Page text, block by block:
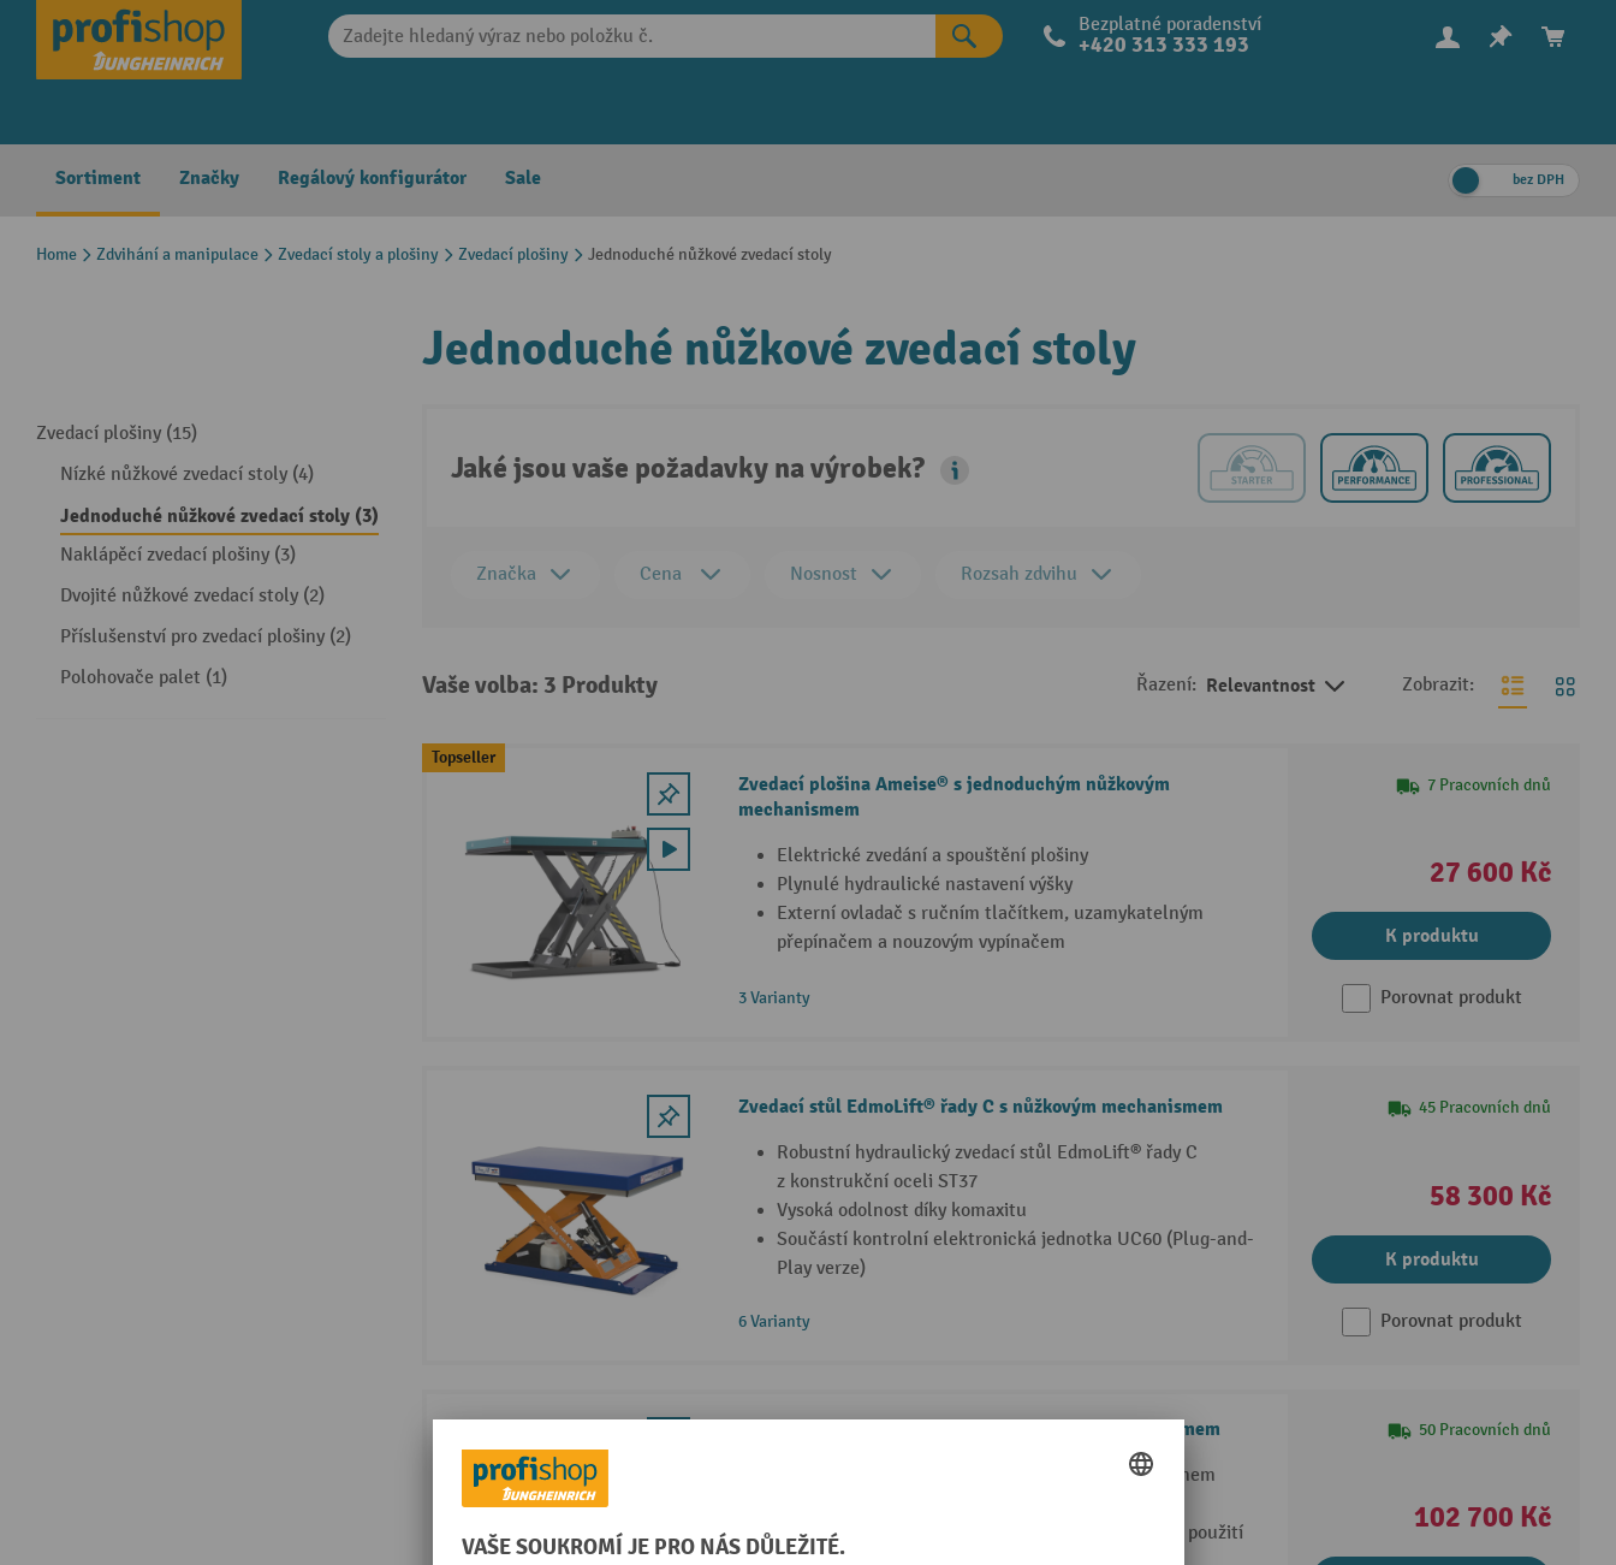
Skip to main navigation Bezplatné poradenství
+420 313 333 193
Sortiment Značky Regálový konfigurátor Sale bez DPH
Home Zdvihání a manipulace Zvedací stoly a plošiny Zvedací plošiny Jednoduché nůžkové zvedací stoly
Zvedací plošiny (15)
Nízké nůžkové zvedací stoly (4)
Jednoduché nůžkové zvedací stoly (3)
Naklápěcí zvedací plošiny (3)
Dvojité nůžkové zvedací stoly (2)
Příslušenství pro zvedací plošiny (2)
Polohovače palet (1)
Jednoduché nůžkové zvedací stoly
Jaké jsou vaše požadavky na výrobek?
Značka Cena Nosnost Rozsah zdvihu
Vaše volba: 3 Produkty Řazení: Relevantnost Zobrazit:
Topseller
Zvedací plošina Ameise® s jednoduchým nůžkovým
mechanismem
Elektrické zvedání a spouštění plošiny
Plynulé hydraulické nastavení výšky
Externí ovladač s ručním tlačítkem, uzamykatelným
přepínačem a nouzovým vypínačem
3 Varianty
7 Pracovních dnů
27 600 Kč
K produktu
Porovnat produkt
Zvedací stůl EdmoLift® řady C s nůžkovým mechanismem
Robustní hydraulický zvedací stůl EdmoLift® řady C
z konstrukční oceli ST37
Vysoká odolnost díky komaxitu
Součástí kontrolní elektronická jednotka UC60 (Plug-and-
Play verze)
6 Varianty
45 Pracovních dnů
58 300 Kč
K produktu
Porovnat produkt
Zvedací stůl EdmoLift® řady T s nůžkovým mechanismem
Zvedací stůl s jednoduchým nůžkovým mechanismem
Robustní konstrukce umožňuje každodenní trvalé použití
50 Pracovních dnů
102 700 Kč